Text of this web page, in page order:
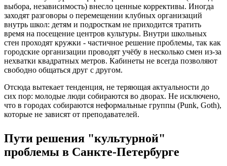
выбора, независимость) внесло ценные коррективы. Иногда
заходят разговоры о перемещении клубных организаций
внутрь школ: детям и подросткам не приходится тратить
время на посещение центров культуры. Внутри школьных
стен проходят кружки - частичное решение проблемы, так как
городские организации проводят учёбу в несколько смен из-за
нехватки квадратных метров. Кабинеты не всегда позволяют
свободно общаться друг с другом.
Отсюда вытекает тенденция, не теряющая актуальности до
сих пор: молодые люди собираются во дворах. Не исключено,
что в городах собираются неформальные группы (Punk, Goth),
которые не зависят от преподавателей.
Пути решения "культурной"
проблемы в Санкте-Петербурге